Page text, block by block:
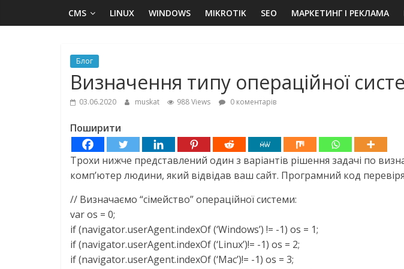
CMS LINUX WINDOWS MIKROTIK SEO МАРКЕТИНГ І РЕКЛАМА
Блог
Визначення типу операційної
03.06.2020 muskat 988 Views 0 коментарів
Поширити
Трохи нижче представлений один з варіантів рішення задачі по
комп’ютер людини, який відвідав ваш сайт. Програмний код
// Визначаємо “сімейство” операційної системи:
var os = 0;
if (navigator.userAgent.indexOf (‘Windows’) != -1) os = 1;
if (navigator.userAgent.indexOf (‘Linux’)!= -1) os = 2;
if (navigator.userAgent.indexOf (‘Mac’)!= -1) os = 3;